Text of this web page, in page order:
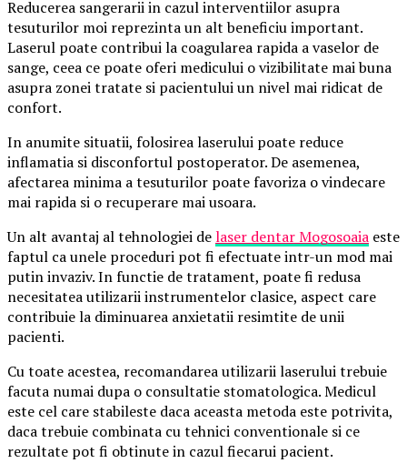
Reducerea sangerarii in cazul interventiilor asupra
tesuturilor moi reprezinta un alt beneficiu important.
Laserul poate contribui la coagularea rapida a vaselor de
sange, ceea ce poate oferi medicului o vizibilitate mai buna
asupra zonei tratate si pacientului un nivel mai ridicat de
confort.
In anumite situatii, folosirea laserului poate reduce
inflamatia si disconfortul postoperator. De asemenea,
afectarea minima a tesuturilor poate favoriza o vindecare
mai rapida si o recuperare mai usoara.
Un alt avantaj al tehnologiei delaser dentar Mogosoaia este
faptul ca unele proceduri pot fi efectuate intr-un mod mai
putin invaziv. In functie de tratament, poate fi redusa
necesitatea utilizarii instrumentelor clasice, aspect care
contribuie la diminuarea anxietatii resimtite de unii
pacienti.
Cu toate acestea, recomandarea utilizarii laserului trebuie
facuta numai dupa o consultatie stomatologica. Medicul
este cel care stabileste daca aceasta metoda este potrivita,
daca trebuie combinata cu tehnici conventionale si ce
rezultate pot fi obtinute in cazul fiecarui pacient.